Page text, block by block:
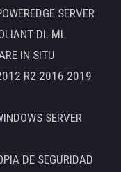
SERVER
DL ML
IN SITU
R2 2016 2019
SERVER
DE SEGURIDAD